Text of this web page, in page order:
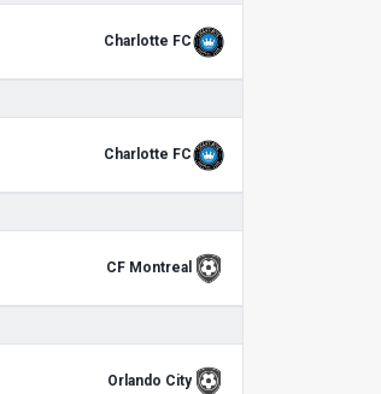
Charlotte FC
Charlotte FC
CF Montreal
Orlando City